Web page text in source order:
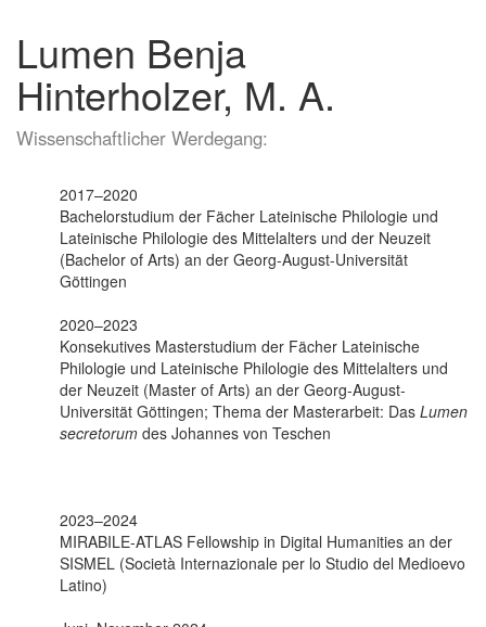
Lumen Benja
Hinterholzer, M. A.
Wissenschaftlicher Werdegang:
2017–2020
Bachelorstudium der Fächer Lateinische Philologie und
Lateinische Philologie des Mittelalters und der Neuzeit
(Bachelor of Arts) an der Georg-August-Universität
Göttingen
2020–2023
Konsekutives Masterstudium der Fächer Lateinische
Philologie und Lateinische Philologie des Mittelalters und
der Neuzeit (Master of Arts) an der Georg-August-
Universität Göttingen; Thema der Masterarbeit: Das Lumen
secretorum des Johannes von Teschen
2023–2024
MIRABILE-ATLAS Fellowship in Digital Humanities an der
SISMEL (Società Internazionale per lo Studio del Medioevo
Latino)